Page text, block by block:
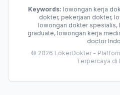
Keywords: lowongan kerja
dokter, pekerjaan dokter,
lowongan dokter
graduate, lowongan kerja
doctor
© 2026 LokerDokter -
Terpercaya di